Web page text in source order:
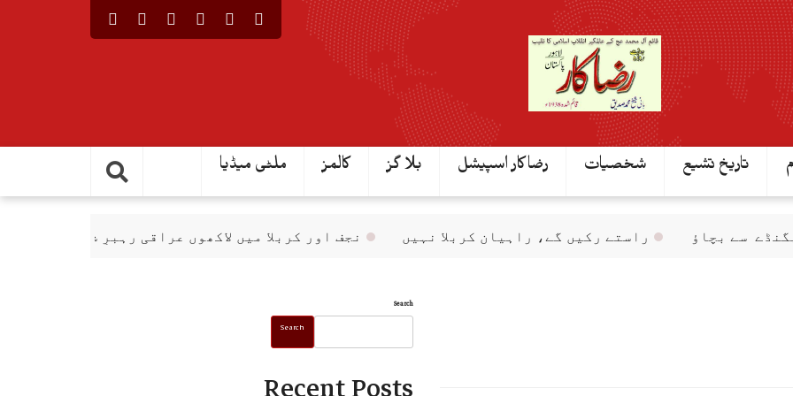
تاریخ تشیع شخصیات رضاکار اسپیشل بلا گز کالمز ملٹی میڈیا
سے بچاؤ راستے رکیں گے، راہیان کربلا نہیں نجف اور کربلا میں لاکھوں عراقی رہبرِ شہید(رح) کے
Search
Search